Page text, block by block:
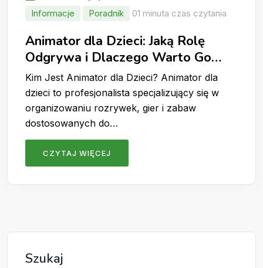
Informacje
Poradnik 01 minuta czas czytania
Animator dla Dzieci: Jaką Rolę
Odgrywa i Dlaczego Warto Go
Wynająć?
Kim Jest Animator dla Dzieci? Animator dla
dzieci to profesjonalista specjalizujący się w
organizowaniu rozrywek, gier i zabaw
dostosowanych do…
CZYTAJ WIĘCEJ
Szukaj